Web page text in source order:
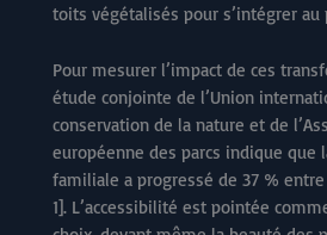
toits végétalisés pour s’intégrer au
Pour mesurer l’impact de ces
étude conjointe de l’Union
conservation de la nature et de
européenne des parcs indique que
familiale a progressé de 37 %
1]. L’accessibilité est pointée